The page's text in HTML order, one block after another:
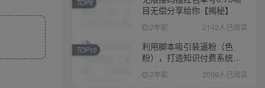
目无偿分享给你【揭秘】
2年前 2142人已阅读
TOP9
利用脚本吸引装逼粉（色
粉），打造知识付费系统，
附388元美女写真项目
2年前 2099人已阅读
TOP10